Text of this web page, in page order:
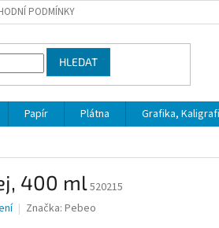
PODMÍNKY
HLEDAT
Papír Plátna Grafika,
400 ml520215
Značka: Pebeo